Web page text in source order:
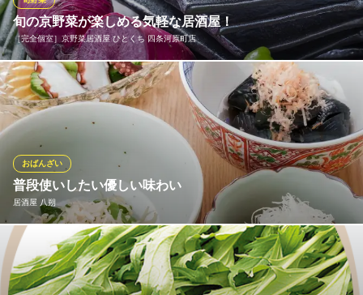
です。
京家きよみず 錦小路
創作和食
阪急京都線京都河原町駅 徒歩4分
京都府京都市中京区麩屋町通錦小路上ル梅屋町493
旬の京野菜が楽しめる気軽な居酒屋！
［完全個室］京野菜居酒屋 ひとくち 四条河原町店
京都で食事をするとなれば、何だか高いイメージがありません
か？当店では賀芝なす、九条ネギ、万願寺とうがらしなど、多彩
な京野菜の料理を、気軽な価格でご提供しております。地元の方
はもちろん、「京都に観光に来たけど予算は抑えたい」そんな方
も大歓迎です！どんな時も、元気なスタッフがお出迎えさせてい
ただきます！
［完全個室］京野菜居酒屋 ひとくち 四条河原町店
京野菜の創作料理×個室
阪急京都線京都河原町駅 徒歩1分
京都府京都市下京区真町97 イマージアムビル5F
普段使いしたい優しい味わい
居酒屋 八朔
おばんざい
毎日食べても飽きないおばんざい。素材本来の旨味を引き出し深
みのある優しい味付けを心がけ、ほっとできるようなお料理をご
提供しています。素材には京野菜なども使用。おばんざいも豊富